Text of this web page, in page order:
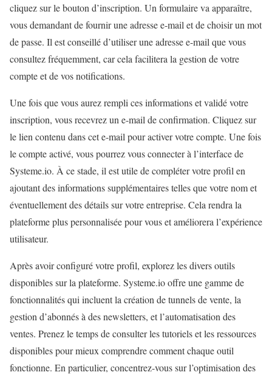
cliquez sur le bouton d’inscription. Un formulaire va apparaître,
vous demandant de fournir une adresse e-mail et de choisir un mot
de passe. Il est conseillé d’utiliser une adresse e-mail que vous
consultez fréquemment, car cela facilitera la gestion de votre
compte et de vos notifications.
Une fois que vous aurez rempli ces informations et validé votre
inscription, vous recevrez un e-mail de confirmation. Cliquez sur
le lien contenu dans cet e-mail pour activer votre compte. Une fois
le compte activé, vous pourrez vous connecter à l’interface de
Systeme.io. À ce stade, il est utile de compléter votre profil en
ajoutant des informations supplémentaires telles que votre nom et
éventuellement des détails sur votre entreprise. Cela rendra la
plateforme plus personnalisée pour vous et améliorera l’expérience
utilisateur.
Après avoir configuré votre profil, explorez les divers outils
disponibles sur la plateforme. Systeme.io offre une gamme de
fonctionnalités qui incluent la création de tunnels de vente, la
gestion d’abonnés à des newsletters, et l’automatisation des
ventes. Prenez le temps de consulter les tutoriels et les ressources
disponibles pour mieux comprendre comment chaque outil
fonctionne. En particulier, concentrez-vous sur l’optimisation des